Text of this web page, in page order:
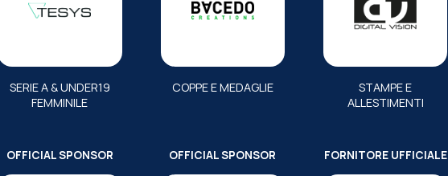
SERIE A & UNDER19
FEMMINILE
COPPE E MEDAGLIE
STAMPE E
ALLESTIMENTI
OFFICIAL SPONSOR OFFICIAL SPONSOR FORNITORE UFFICIALE